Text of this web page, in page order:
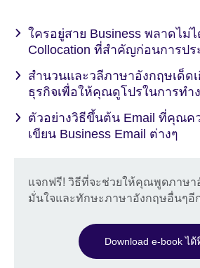
ใครอยู่สาย Business พลาดไม่
Collocation ที่สำคัญก่อนการป
สำนวนและวลีภาษาอังกฤษเด็ด
ธุรกิจเพื่อให้คุณดูโปรในการทำ
ตัวอย่างวิธีขึ้นต้น Email ที่คุณค
เขียน Business Email ต่างๆ
แจกฟรี! วิธีที่จะช่วยให้คุณพูดภาษา
มั่นใจและทักษะภาษาอังกฤษอื่นๆอี
Download e-book ไ